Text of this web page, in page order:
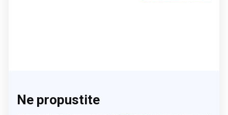
Ne propustite